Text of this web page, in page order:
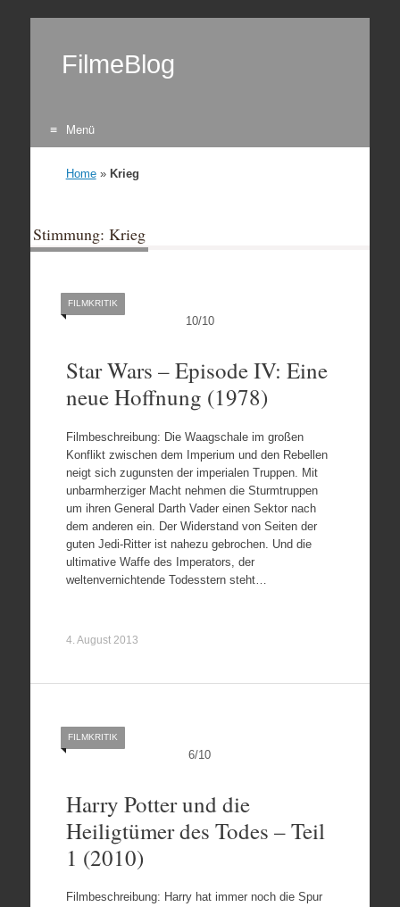
FilmeBlog
Menü
Home» Krieg
Stimmung: Krieg
10/10
FILMKRITIK
Star Wars – Episode IV: Eine
neue Hoffnung (1978)
Filmbeschreibung: Die Waagschale im großen
Konflikt zwischen dem Imperium und den Rebellen
neigt sich zugunsten der imperialen Truppen. Mit
unbarmherziger Macht nehmen die Sturmtruppen
um ihren General Darth Vader einen Sektor nach
dem anderen ein. Der Widerstand von Seiten der
guten Jedi-Ritter ist nahezu gebrochen. Und die
ultimative Waffe des Imperators, der
weltenvernichtende Todesstern steht…
4. August 2013
6/10
FILMKRITIK
Harry Potter und die
Heiligtümer des Todes – Teil
1 (2010)
Filmbeschreibung: Harry hat immer noch die Spur